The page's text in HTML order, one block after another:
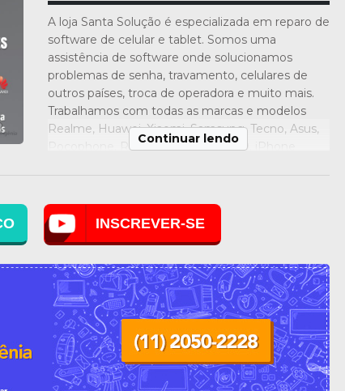
A loja Santa Solução é especializada em reparo de
software de celular e tablet. Somos uma
assistência de software onde solucionamos
problemas de senha, travamento, celulares de
outros países, troca de operadora e muito mais.
Trabalhamos com todas as marcas e modelos
Realme, Huawei, Xiaomi, Samsung, Tecno, Asus,
Pocophone, Redmi, Note 8, Note 9, iPhone
Continuar lendo
INSCREVER-SE